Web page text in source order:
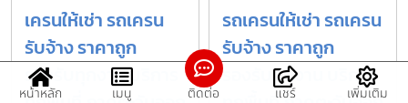
เครนให้เช่า รถเครน
รับจ้าง ราคาถูก
รองรับทุกงาน บริการ
รถเครนให้เช่า รถเครน
รับจ้าง ราคาถูก
รองรับทุกงาน บริการ
หน้าหลัก เมนู ติดต่อ แชร์ เพิ่มเติม